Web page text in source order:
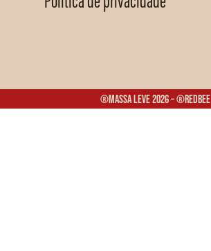
®Massa Leve 2026 – ®Redbee